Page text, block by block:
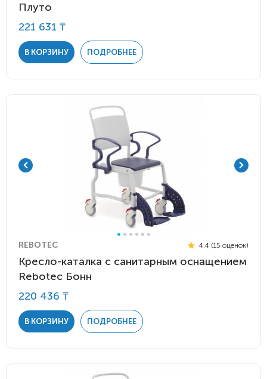
Плуто
221 631 ₸
В КОРЗИНУ ПОДРОБНЕЕ
REBOTEC 4.4 (15 оценок)
Кресло-каталка с санитарным оснащением
Rebotec Бонн
220 436 ₸
В КОРЗИНУ ПОДРОБНЕЕ